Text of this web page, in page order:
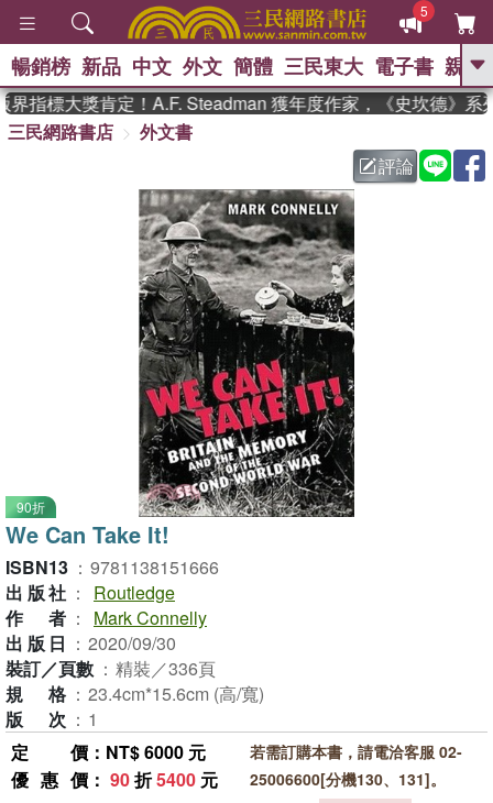
5
GO
父親節 、 花開錦
方念華 、 台灣的
李登輝時代 、 數學女孩：黎曼猜想
、 偉大的迷走神經 、
群喵 、 臺灣漫遊錄
暢銷榜 新品 中文 外文 簡體 三民東大 電子書 親子
指標大獎肯定！A.F. Steadman 獲年度作家，《史坎德》系
三民網路書店
外文書
評論
90折
We Can Take It!
ISBN13 ： 9781138151666
出版社 ：
Routledge
作者 ：
Mark Connelly
出版日 ： 2020/09/30
裝訂／頁數 ： 精裝／336頁
規格 ： 23.4cm*15.6cm (高/寬)
版次 ： 1
定價 ：NT$ 6000 元
優惠價 ： 90折5400 元
若需訂購本書，請電洽客服 02-
25006600[分機130、131]。